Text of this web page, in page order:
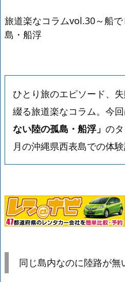
旅道楽なコラムvol.30～船
島・船浮
ひとり旅のエピソード、
綴る旅道楽なコラム。今回
ない陸の孤島・船浮」 の
月の沖縄県西表島での体
同じ島内なのに陸路が無